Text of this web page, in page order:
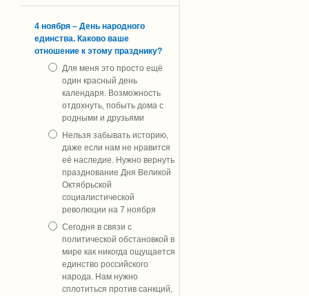
4 ноября – День народного
единства. Каково ваше
отношение к этому празднику?
Для меня это просто ещё
один красный день
календаря. Возможность
отдохнуть, побыть дома с
родными и друзьями
Нельзя забывать историю,
даже если нам не нравится
её наследие. Нужно вернуть
празднование Дня Великой
Октябрьской
социалистической
революции на 7 ноября
Сегодня в связи с
политической обстановкой в
мире как никогда ощущается
единство российского
народа. Нам нужно
сплотиться против санкций,